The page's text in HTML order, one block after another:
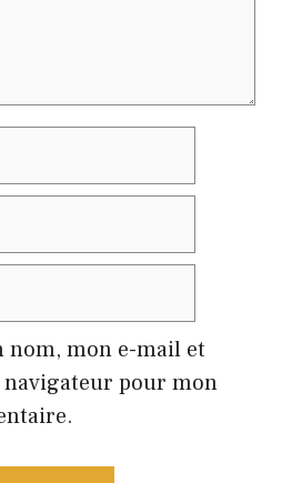
mon e-mail et
pour mon